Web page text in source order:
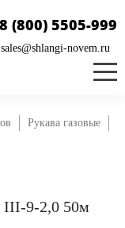
8 (800) 5505-999
sales@shlangi-novem.ru
Рукава газовые
9-2,0 50м